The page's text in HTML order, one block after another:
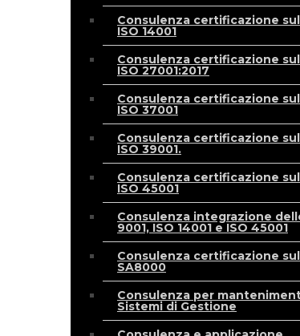
Consulenza certificazione
ISO 14001
Consulenza certificazione
ISO 27001:2017
Consulenza certificazione
ISO 37001
Consulenza certificazione
ISO 39001.
Consulenza certificazione
ISO 45001
Consulenza integrazione
9001, ISO 14001 e ISO 45001
Consulenza certificazione
SA8000
Consulenza per
Sistemi di Gestione